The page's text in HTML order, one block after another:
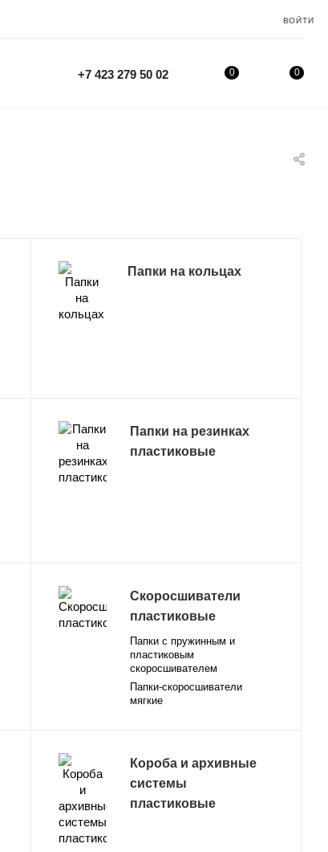
ВОЙТИ
+7 423 279 50 02 0
0
Папки на кольцах
Папки на резинках
пластиковые
Скоросшиватели
пластиковые
Папки с пружинным и
пластиковым
скоросшивателем
Папки-скоросшиватели
мягкие
Короба и архивные
системы
пластиковые